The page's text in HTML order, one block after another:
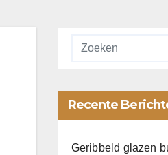
Recente
Geribbeld glazen